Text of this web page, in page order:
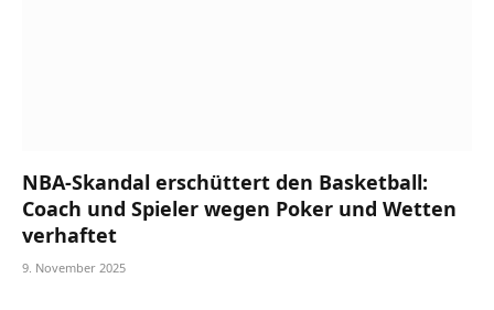
NBA-Skandal erschüttert den Basketball:
Coach und Spieler wegen Poker und Wetten
verhaftet
9. November 2025